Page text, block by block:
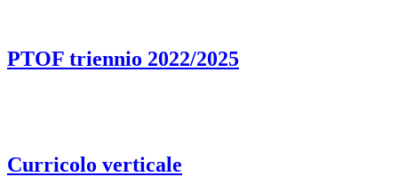
PTOF triennio 2022/2025
Curricolo verticale